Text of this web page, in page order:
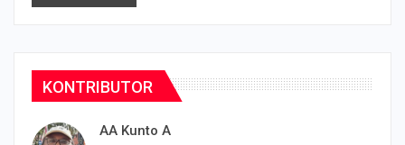
KONTRIBUTOR
AA Kunto A